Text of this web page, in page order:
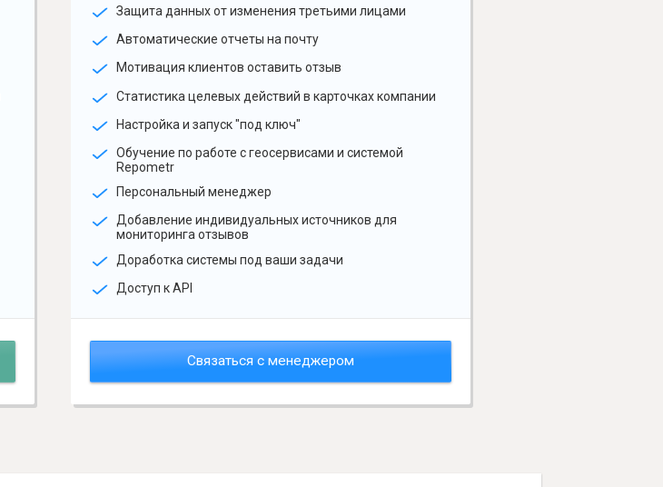
Защита данных от изменения третьими лицами
Автоматические отчеты на почту
Мотивация клиентов оставить отзыв
Статистика целевых действий в карточках компании
Настройка и запуск "под ключ"
Обучение по работе с геосервисами и системой
Repometr
Персональный менеджер
Добавление индивидуальных источников для
мониторинга отзывов
Доработка системы под ваши задачи
Доступ к API
Связаться с менеджером